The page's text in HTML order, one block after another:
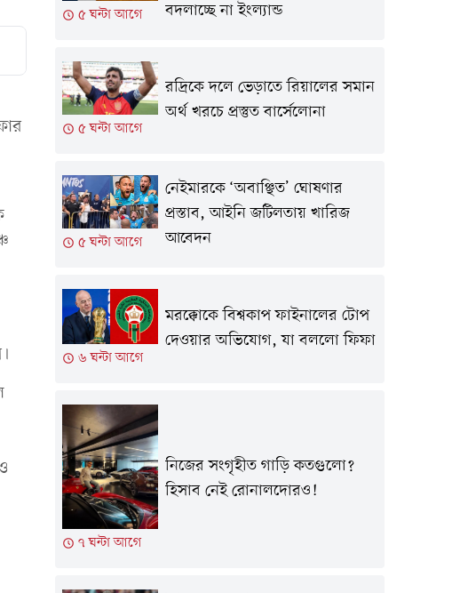
৫ ঘন্টা আগে
বদলাচ্ছে না ইংল্যান্ড
৫ ঘন্টা আগে
রদ্রিকে দলে ভেড়াতে রিয়ালের সমান
অর্থ খরচে প্রস্তুত বার্সেলোনা
৫ ঘন্টা আগে
নেইমারকে ‘অবাঞ্ছিত’ ঘোষণার
প্রস্তাব, আইনি জটিলতায় খারিজ
আবেদন
৬ ঘন্টা আগে
মরক্কোকে বিশ্বকাপ ফাইনালের টোপ
দেওয়ার অভিযোগ, যা বললো ফিফা
৭ ঘন্টা আগে
নিজের সংগৃহীত গাড়ি কতগুলো?
হিসাব নেই রোনালদোরও!